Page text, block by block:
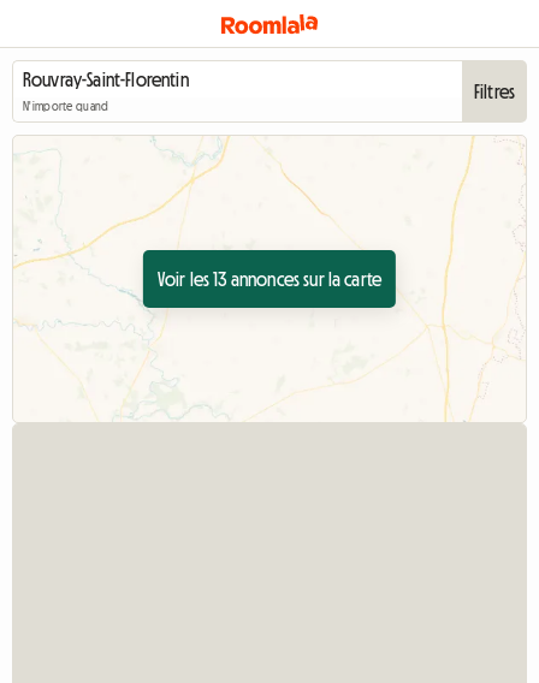
N'importe quand
Filtres
Voir les 13 annonces sur la carte